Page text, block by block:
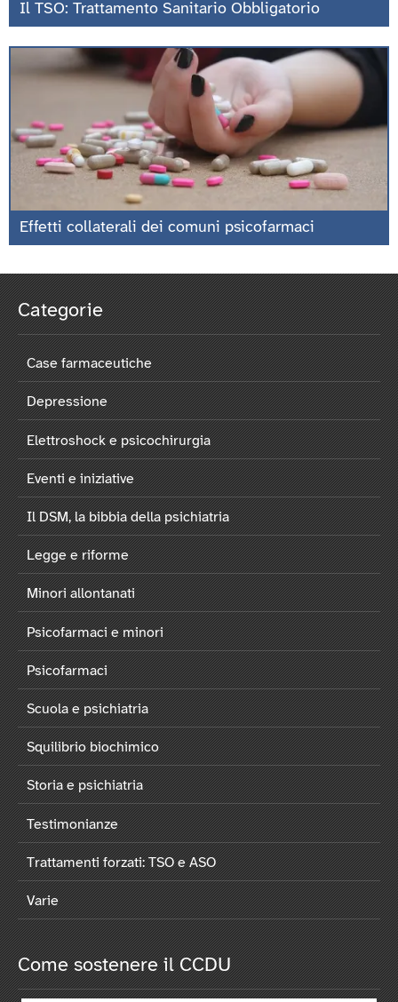
Il TSO: Trattamento Sanitario Obbligatorio
Effetti collaterali dei comuni psicofarmaci
Categorie
Case farmaceutiche
Depressione
Elettroshock e psicochirurgia
Eventi e iniziative
Il DSM, la bibbia della psichiatria
Legge e riforme
Minori allontanati
Psicofarmaci e minori
Psicofarmaci
Scuola e psichiatria
Squilibrio biochimico
Storia e psichiatria
Testimonianze
Trattamenti forzati: TSO e ASO
Varie
Come sostenere il CCDU